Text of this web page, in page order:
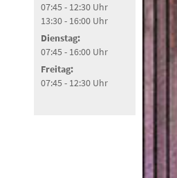
07:45 - 12:30 Uhr
13:30 - 16:00 Uhr
Dienstag:
07:45 - 16:00 Uhr
Freitag:
07:45 - 12:30 Uhr